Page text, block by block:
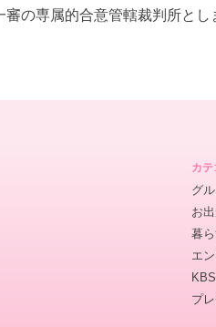
の専属的合意管轄裁判所とし
カテ
グ
お
暮
エ
プ